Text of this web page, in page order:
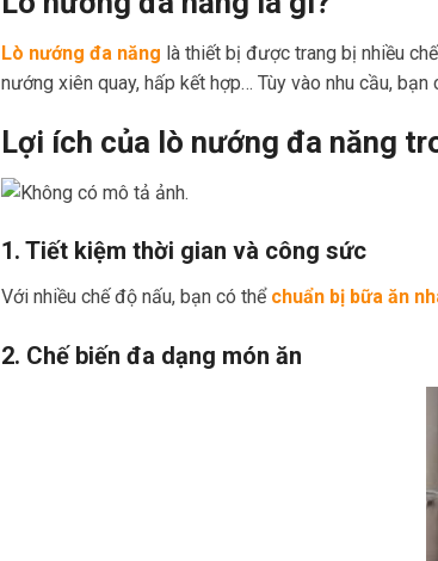
Lò nướng đa năng là thiết bị được trang bị nhiều
nướng xiên quay, hấp kết hợp… Tùy vào nhu cầu, bạn
Lợi ích của lò nướng đa năng
1. Tiết kiệm thời gian và công sức
Với nhiều chế độ nấu, bạn có thể chuẩn bị bữa ăn
2. Chế biến đa dạng món ăn